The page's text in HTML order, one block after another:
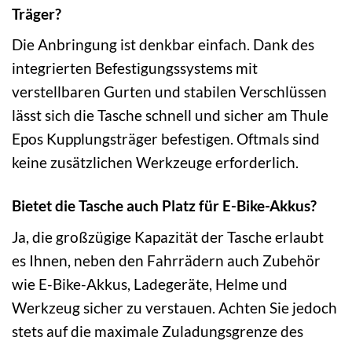
Träger?
Die Anbringung ist denkbar einfach. Dank des
integrierten Befestigungssystems mit
verstellbaren Gurten und stabilen Verschlüssen
lässt sich die Tasche schnell und sicher am Thule
Epos Kupplungsträger befestigen. Oftmals sind
keine zusätzlichen Werkzeuge erforderlich.
Bietet die Tasche auch Platz für E-Bike-Akkus?
Ja, die großzügige Kapazität der Tasche erlaubt
es Ihnen, neben den Fahrrädern auch Zubehör
wie E-Bike-Akkus, Ladegeräte, Helme und
Werkzeug sicher zu verstauen. Achten Sie jedoch
stets auf die maximale Zuladungsgrenze des